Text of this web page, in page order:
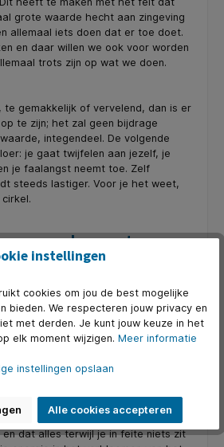
grote waarde hecht aan zingeving
allemaal iets doen dat er toe doet.
en daar willen we ook voor worden
trots zijn op wat we doen.
te gemakkelijk of vervelend, dan is er
te zijn; het zal geen bijdrage
integendeel. De volgende
je gaat twijfelen aan jezelf, je
je faalangst neemt toe. Zelf
steeds lastiger. Voor je het weet,
voor een bore-out
een goed voorbeeld van: je stelt
vindt (en dat zijn er waarschijnlijk
uit.
doen alsof je juist heel nijver bent.
kantoor zonder missie, je opent snel
op je computer als een
dat alles terwijl je in feite niets zit
instellingen
cookies om jou de best mogelijke
bieden. We respecteren jouw privacy en
met derden. Je kunt jouw keuze in het
elk moment wijzigen. Meer informatie
instellingen opslaan
Alle cookies accepteren